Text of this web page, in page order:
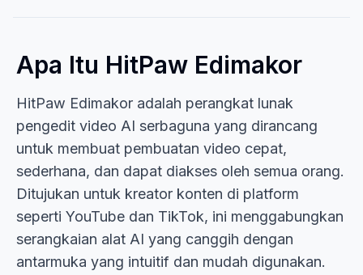
Apa Itu HitPaw Edimakor
HitPaw Edimakor adalah perangkat lunak
pengedit video AI serbaguna yang dirancang
untuk membuat pembuatan video cepat,
sederhana, dan dapat diakses oleh semua orang.
Ditujukan untuk kreator konten di platform
seperti YouTube dan TikTok, ini menggabungkan
serangkaian alat AI yang canggih dengan
antarmuka yang intuitif dan mudah digunakan.